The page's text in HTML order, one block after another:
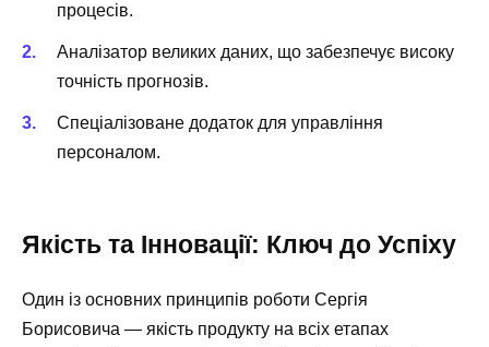
процесів.
Aналізатор великих даних, що забезпечує високу
точність прогнозів.
Спеціалізоване додаток для управління
персоналом.
Якість та Інновації: Ключ до Успіху
Один із основних принципів роботи Сергія
Борисовича — якість продукту на всіх етапах